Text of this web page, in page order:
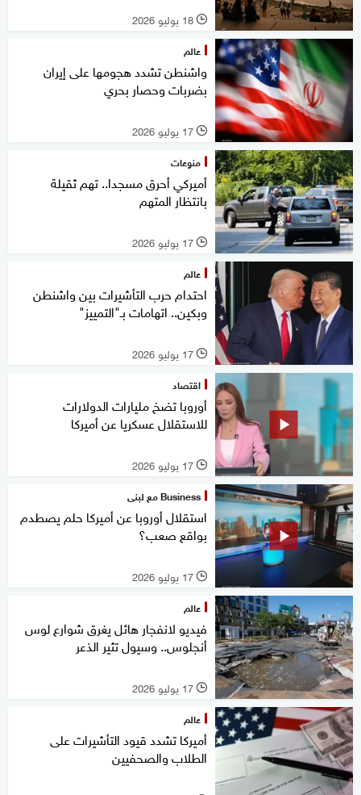
l 18 يوليو 2026
عالم
واشنطن تشدد هجومها على إيران
بضربات وحصار بحري
l 17 يوليو 2026
منوعات
أميركي أحرق مسجدا.. تهم ثقيلة
بانتظار المتهم
l 17 يوليو 2026
عالم
احتدام حرب التأشيرات بين واشنطن
وبكين.. اتهامات بـ"التمييز"
l 17 يوليو 2026
اقتصاد
أوروبا تضخ مليارات الدولارات
للاستقلال عسكريا عن أميركا
l 17 يوليو 2026
Business مع لبنى
استقلال أوروبا عن أميركا حلم يصطدم
بواقع صعب؟
l 17 يوليو 2026
عالم
فيديو لانفجار هائل يغرق شوارع لوس
أنجلوس.. وسيول تثير الذعر
l 17 يوليو 2026
عالم
أميركا تشدد قيود التأشيرات على
الطلاب والصحفيين